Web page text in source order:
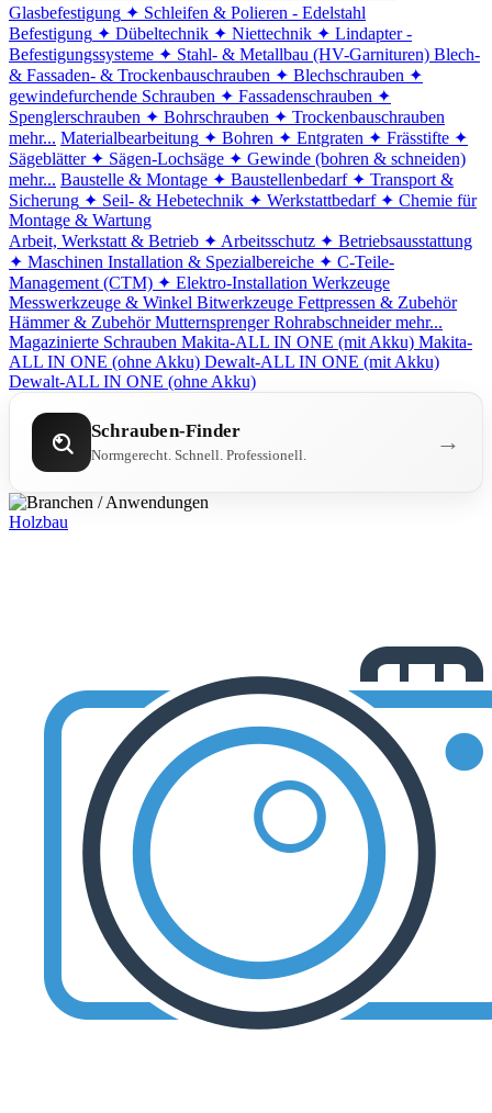
Glasbefestigung ✦ Schleifen & Polieren - Edelstahl
Befestigung ✦ Dübeltechnik ✦ Niettechnik ✦ Lindapter -
Befestigungssysteme ✦ Stahl- & Metallbau (HV-Garnituren) Blech-
& Fassaden- & Trockenbauschrauben ✦ Blechschrauben ✦
gewindefurchende Schrauben ✦ Fassadenschrauben ✦
Spenglerschrauben ✦ Bohrschrauben ✦ Trockenbauschrauben
mehr... Materialbearbeitung ✦ Bohren ✦ Entgraten ✦ Frässtifte ✦
Sägeblätter ✦ Sägen-Lochsäge ✦ Gewinde (bohren & schneiden)
mehr... Baustelle & Montage ✦ Baustellenbedarf ✦ Transport &
Sicherung ✦ Seil- & Hebetechnik ✦ Werkstattbedarf ✦ Chemie für
Montage & Wartung
Arbeit, Werkstatt & Betrieb ✦ Arbeitsschutz ✦ Betriebsausstattung
✦ Maschinen Installation & Spezialbereiche ✦ C-Teile-
Management (CTM) ✦ Elektro-Installation Werkzeuge
Messwerkzeuge & Winkel Bitwerkzeuge Fettpressen & Zubehör
Hämmer & Zubehör Mutternsprenger Rohrabschneider mehr...
Magazinierte Schrauben Makita-ALL IN ONE (mit Akku) Makita-
ALL IN ONE (ohne Akku) Dewalt-ALL IN ONE (mit Akku)
Dewalt-ALL IN ONE (ohne Akku)
Schrauben-Finder
Normgerecht. Schnell. Professionell. →
Holzbau